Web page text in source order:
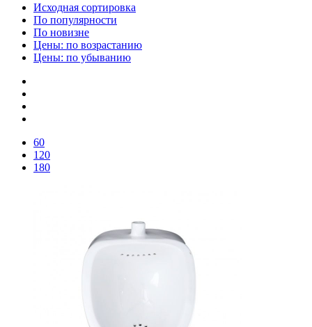
Исходная сортировка
По популярности
По новизне
Цены: по возрастанию
Цены: по убыванию
60
120
180